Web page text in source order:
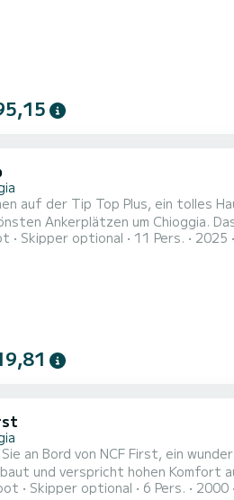
auf der Tip Top Plus, ein tolles
um Chioggia. Das Boot hat 4 Kabinen mit allem Komfort und eine Kapazität von 11 Personen. Mit einer
von 13 Metern wird es Ihr
Skipper optional 11 Pers. 2025
Sie an Bord von NCF First, ein
hohen Komfort auf See. Das Boot hat 2 Kabinen mit allem Komfort und eine
Gesamtlänge von 9 Metern wird es
Skipper optional 6 Pers. 2000